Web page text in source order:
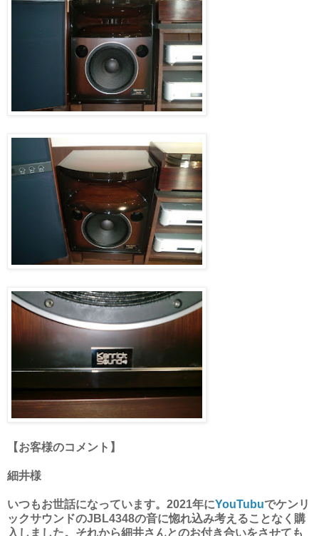
【お客様のコメント】
細井様
いつもお世話になっています。2021年にYouTubuでケンリ
ックサウンドのJBL4348の音に惚れ込み考えることなく購
入しました。それから細井さんとのお付き合いをさせても